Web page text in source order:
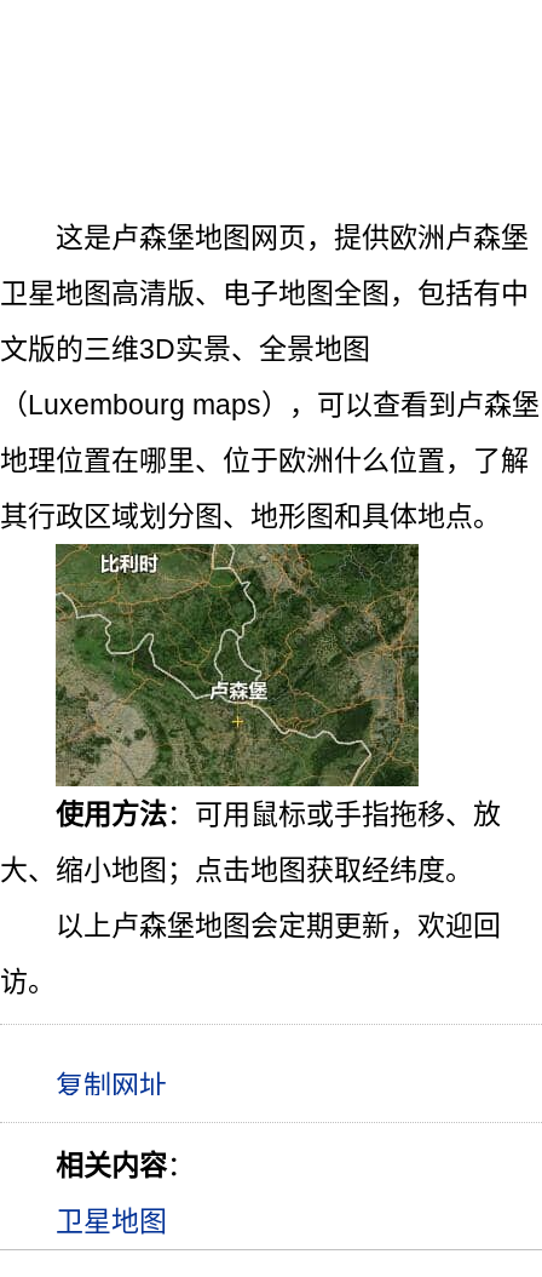
这是卢森堡地图网页，提供欧洲卢森堡
卫星地图高清版、电子地图全图，包括有中
文版的三维3D实景、全景地图
（Luxembourg maps），可以查看到卢森堡
地理位置在哪里、位于欧洲什么位置，了解
其行政区域划分图、地形图和具体地点。
使用方法：可用鼠标或手指拖移、放
大、缩小地图；点击地图获取经纬度。
以上卢森堡地图会定期更新，欢迎回
访。
相关内容：
卫星地图